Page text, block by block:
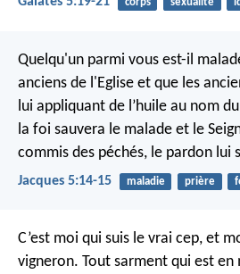
corps sexualité
Quelqu'un parmi vous est-il
anciens de l'Eglise et que les
lui appliquant de l’huile au nom
la foi sauvera le malade et le
commis des péchés, le pardon lui
Jacques 5:14-15 maladie prière
C’est moi qui suis le vrai cep, et
vigneron. Tout sarment qui est